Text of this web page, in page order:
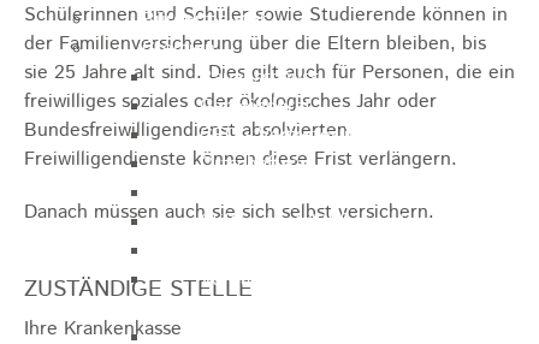
Bürgermeister
Gremien
Bauausschuss
Gemeinderat
GEO - Vertreter im Aufsichtsrat
Ortschaftsrat
Stiftungsrat "Stiftung Heubach"
Verbandsversammlung der VG
Schülerinnen und Schüler sowie Studierende können in
der Familienversicherung über die Eltern bleiben, bis
sie 25 Jahre alt sind. Dies gilt auch für Personen, die ein
freiwilliges soziales oder ökologisches Jahr oder
Bundesfreiwilligendienst absolvierten.
Freiwilligendienste können diese Frist verlängern.
Danach müssen auch sie sich selbst versichern.
ZUSTÄNDIGE STELLE
Ihre Krankenkasse